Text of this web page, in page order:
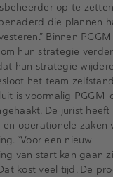
op te
die plannen
Binnen
hun strategie
hun strategie
het team
is voormalig
De jurist heeft
operationele zaken
“Voor een nieuw
van start kan gaan
kost veel tijd. De